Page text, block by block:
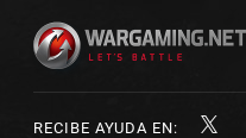
RECIBE AYUDA EN: